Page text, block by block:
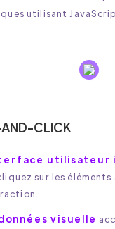
utilisant
AND-CLICK
utilisateur
sur les
visuelle